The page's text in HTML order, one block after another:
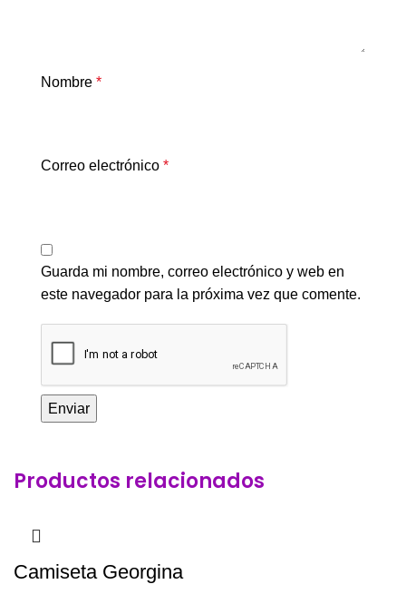
Nombre *
Correo electrónico *
Guarda mi nombre, correo electrónico y web en
este navegador para la próxima vez que comente.
Productos relacionados
Camiseta Georgina